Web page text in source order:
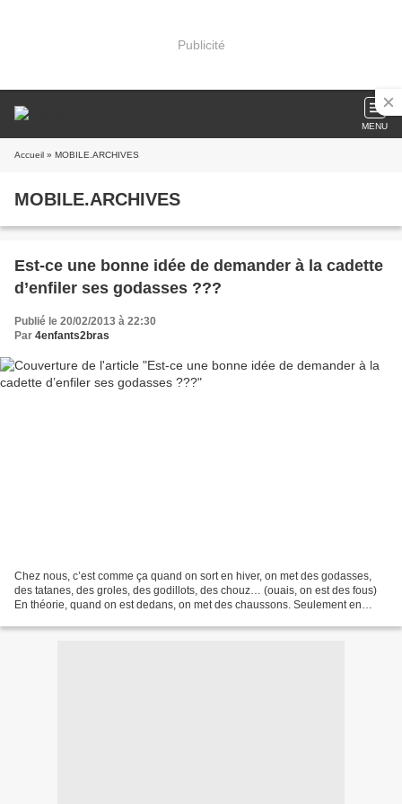
Publicité
MENU
Accueil » MOBILE.ARCHIVES
MOBILE.ARCHIVES
Est-ce une bonne idée de demander à la cadette
d’enfiler ses godasses ???
Publié le 20/02/2013 à 22:30
Par 4enfants2bras
Chez nous, c’est comme ça quand on sort en hiver, on met des godasses,
des tatanes, des groles, des godillots, des chouz… (ouais, on est des fous)
En théorie, quand on est dedans, on met des chaussons. Seulement en